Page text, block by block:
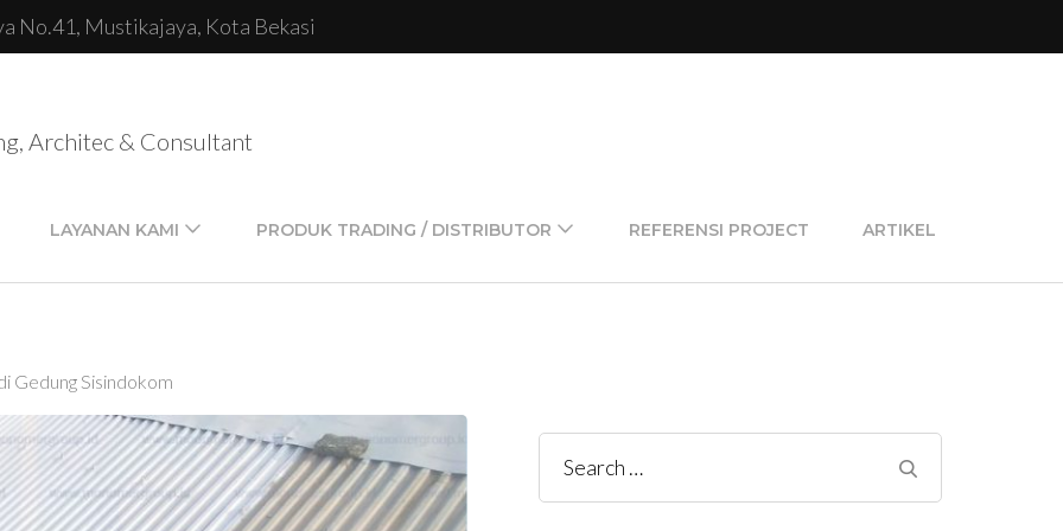
No.41, Mustikajaya, Kota Bekasi
Architec & Consultant
LAYANAN KAMI PRODUK TRADING / DISTRIBUTOR REFERENSI PROJECT ARTIKEL
Gedung Sisindokom
Search
for: